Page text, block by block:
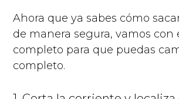
Ahora que ya sabes cómo
de manera segura, vamos con
completo para que puedas
completo.